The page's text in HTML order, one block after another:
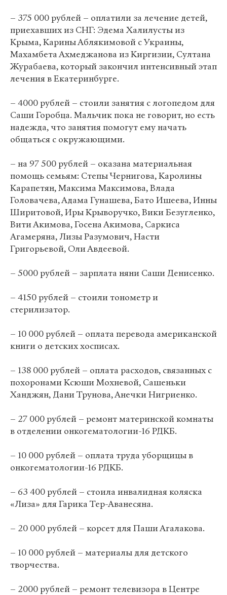
– 375 000 рублей – оплатили за лечение детей,
приехавших из СНГ: Эдема Халилусты из
Крыма, Карины Аблякимовой с Украины,
Махамбета Ахмеджанова из Киргизии, Султана
Журабаева, который закончил интенсивный этап
лечения в Екатеринбурге.
– 4000 рублей – стоили занятия с логопедом для
Саши Горобца. Мальчик пока не говорит, но есть
надежда, что занятия помогут ему начать
общаться с окружающими.
– на 97 500 рублей – оказана материальная
помощь семьям: Степы Чернигова, Каролины
Карапетян, Максима Максимова, Влада
Головачева, Адама Гунашева, Бато Ишеева, Инны
Ширитовой, Иры Крыворучко, Вики Безугленко,
Вити Акимова, Госена Акимова, Саркиса
Агамеряна, Лизы Разумович, Насти
Григорьевой, Оли Авдеевой.
– 5000 рублей – зарплата няни Саши Денисенко.
– 4150 рублей – стоили тонометр и
стерилизатор.
– 10 000 рублей – оплата перевода американской
книги о детских хосписах.
– 138 000 рублей – оплата расходов, связанных с
похоронами Ксюши Мохневой, Сашеньки
Ханджян, Дани Трунова, Анечки Нигриенко.
– 27 000 рублей – ремонт материнской комнаты
в отделении онкогематологии-16 РДКБ.
– 10 000 рублей – оплата труда уборщицы в
онкогематологии-16 РДКБ.
– 63 400 рублей – стоила инвалидная коляска
«Лиза» для Гарика Тер-Аванесяна.
– 20 000 рублей – корсет для Паши Агалакова.
– 10 000 рублей – материалы для детского
творчества.
– 2000 рублей – ремонт телевизора в Центре